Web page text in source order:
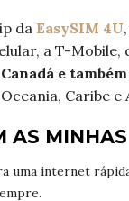
da EasySIM 4U
a T-Mobile,
e
Caribe e
AS
uma internet